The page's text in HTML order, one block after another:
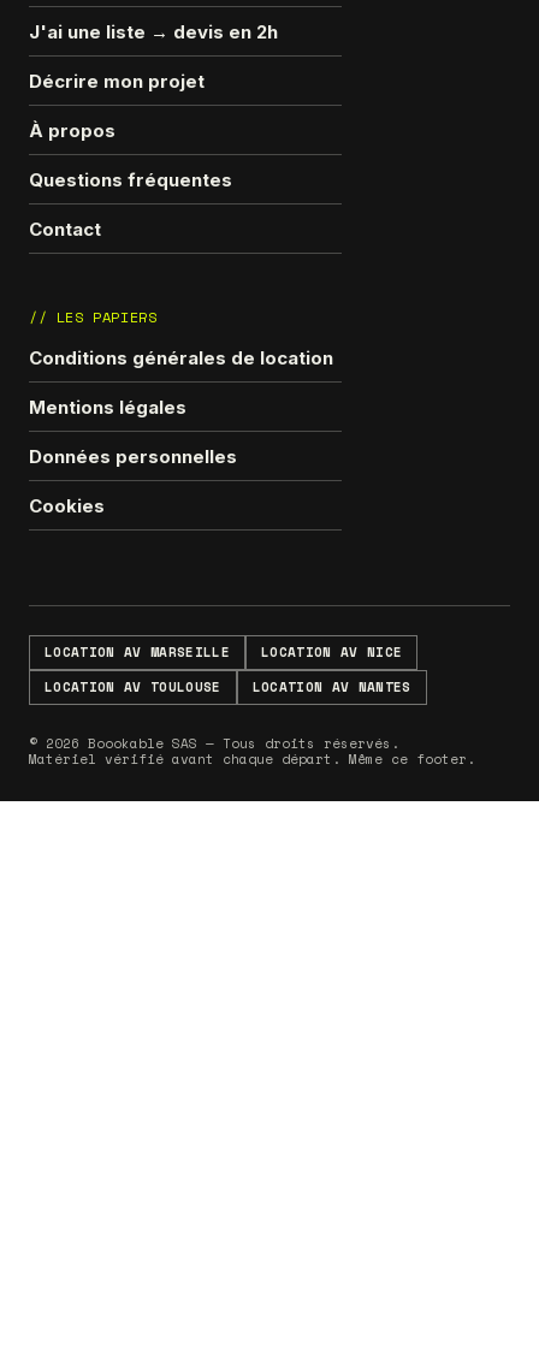
J'ai une liste → devis en 2h
Décrire mon projet
À propos
Questions fréquentes
Contact
// LES PAPIERS
Conditions générales de location
Mentions légales
Données personnelles
Cookies
LOCATION AV MARSEILLE
LOCATION AV NICE
LOCATION AV TOULOUSE
LOCATION AV NANTES
© 2026 Boookable SAS — Tous droits réservés.
Matériel vérifié avant chaque départ. Même ce footer.